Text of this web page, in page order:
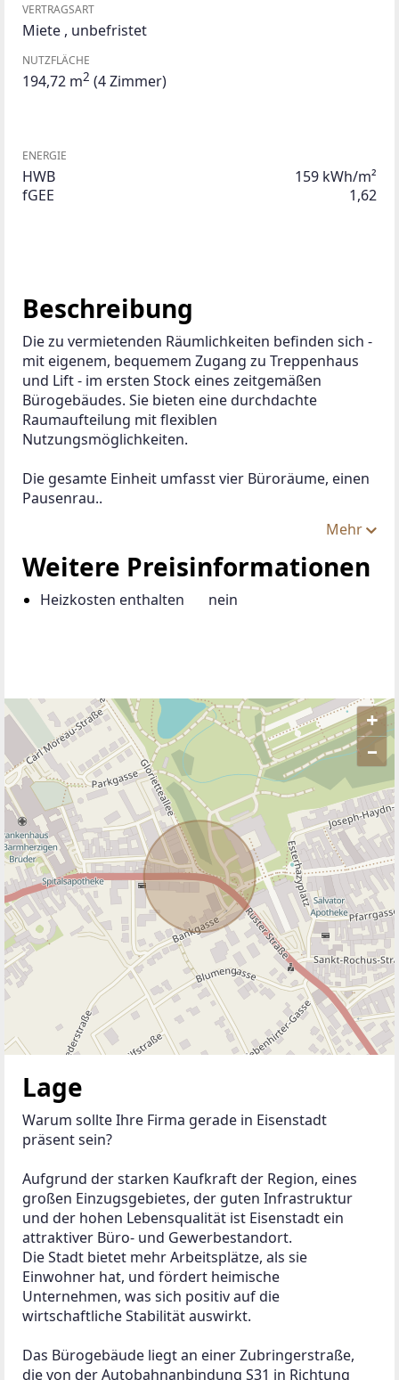
VERTRAGSART
Miete , unbefristet
NUTZFLÄCHE
194,72 m2 (4 Zimmer)
ENERGIE
HWB
159 kWh/m²
fGEE
1,62
Beschreibung
Die zu vermietenden Räumlichkeiten befinden sich -
mit eigenem, bequemem Zugang zu Treppenhaus
und Lift - im ersten Stock eines zeitgemäßen
Bürogebäudes. Sie bieten eine durchdachte
Raumaufteilung mit flexiblen
Nutzungsmöglichkeiten.
Die gesamte Einheit umfasst vier Büroräume, einen
Pausenrau..
Mehr
Weitere Preisinformationen
Heizkosten enthalten nein
+
–
ANBIETER KONTAKTIEREN
Lage
Warum sollte Ihre Firma gerade in Eisenstadt
präsent sein?
Aufgrund der starken Kaufkraft der Region, eines
großen Einzugsgebietes, der guten Infrastruktur
und der hohen Lebensqualität ist Eisenstadt ein
attraktiver Büro- und Gewerbestandort.
Die Stadt bietet mehr Arbeitsplätze, als sie
Einwohner hat, und fördert heimische
Unternehmen, was sich positiv auf die
wirtschaftliche Stabilität auswirkt.
Das Bürogebäude liegt an einer Zubringerstraße,
die von der Autobahnanbindung S31 in Richtung